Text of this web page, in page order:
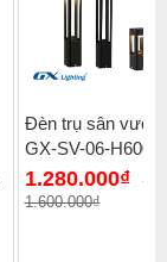
Đèn trụ sân vườn
GX-SV-06-H600
1.280.000₫
-
1.600.000₫